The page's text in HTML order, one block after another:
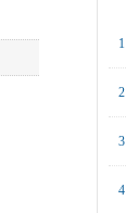
1
2
3
4